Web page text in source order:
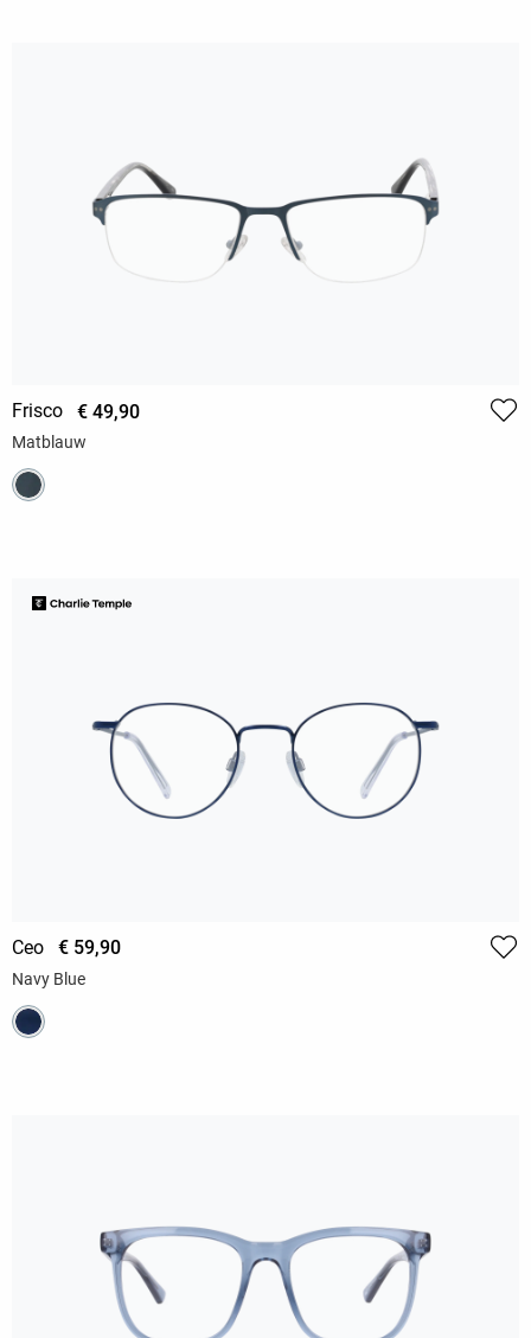
Frisco € 49,90
Matblauw
Ceo € 59,90
Navy Blue